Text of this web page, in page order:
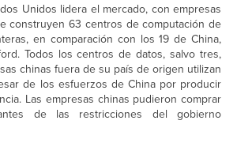
Unidos lidera el mercado, con empresas
construyen 63 centros de computación de
en comparación con los 19 de China,
Todos los centros de datos, salvo tres,
chinas fuera de su país de origen utilizan
de los esfuerzos de China por producir
Las empresas chinas pudieron comprar
de las restricciones del gobierno